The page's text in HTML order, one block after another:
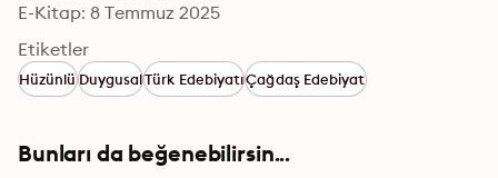
E-Kitap: 8 Temmuz 2025
Etiketler
HüzünlüDuygusalTürk EdebiyatıÇağdaş Edebiyat
Bunları da beğenebilirsin...